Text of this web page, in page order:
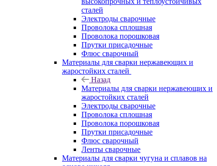
сталей
Электроды сварочные
Проволока сплошная
Проволока порошковая
Прутки присадочные
Флюс сварочный
Материалы для сварки нержавеющих и
жаростойких сталей
Назад
Материалы для сварки нержавеющих и
жаростойких сталей
Электроды сварочные
Проволока сплошная
Проволока порошковая
Прутки присадочные
Флюс сварочный
Ленты сварочные
Материалы для сварки чугуна и сплавов на